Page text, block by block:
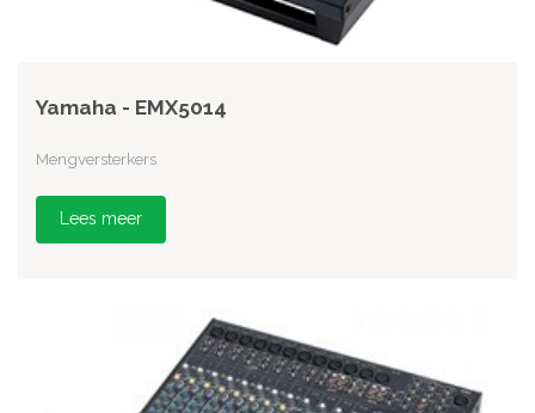
Yamaha - EMX5014
Mengversterkers
Lees meer